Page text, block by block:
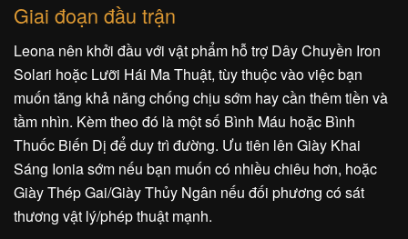
Giai đoạn đầu trận
Leona nên khởi đầu với vật phẩm hỗ trợ Dây Chuyền Iron
Solari hoặc Lưỡi Hái Ma Thuật, tùy thuộc vào việc bạn
muốn tăng khả năng chống chịu sớm hay cần thêm tiền và
tầm nhìn. Kèm theo đó là một số Bình Máu hoặc Bình
Thuốc Biến Dị để duy trì đường. Ưu tiên lên Giày Khai
Sáng Ionia sớm nếu bạn muốn có nhiều chiêu hơn, hoặc
Giày Thép Gai/Giày Thủy Ngân nếu đối phương có sát
thương vật lý/phép thuật mạnh.